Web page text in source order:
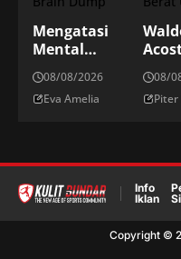
Mengatasi
Mental
Overload
Dengan
Rutinitas
08/08/2026
Eva Amelia
08/
Piter
Info
Iklan
Copyright ©